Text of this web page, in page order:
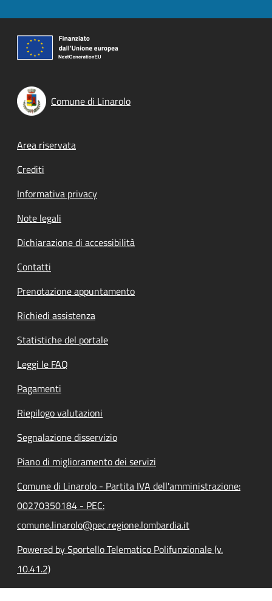
Comune di Linarolo
Footer menu
Area riservata
Crediti
Informativa privacy
Note legali
Dichiarazione di accessibilità
Contatti
Prenotazione appuntamento
Richiedi assistenza
Statistiche del portale
Leggi le FAQ
Pagamenti
Riepilogo valutazioni
Segnalazione disservizio
Piano di miglioramento dei servizi
Comune di Linarolo - Partita IVA dell'amministrazione:
00270350184 - PEC:
comune.linarolo@pec.regione.lombardia.it
Powered by Sportello Telematico Polifunzionale (v.
10.41.2)